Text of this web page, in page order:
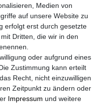
244 98 89
08:00 - 18:00
Preise aus dem Mobilfunknetz
Medien von
auf unsere Website zu
erfolgt erst durch gesetzte
Dritten, die wir in den
oder aufgrund eines
Zustimmung kann erteilt
Recht, nicht einzuwilligen
Zeitpunkt zu ändern oder
Impressum und weitere